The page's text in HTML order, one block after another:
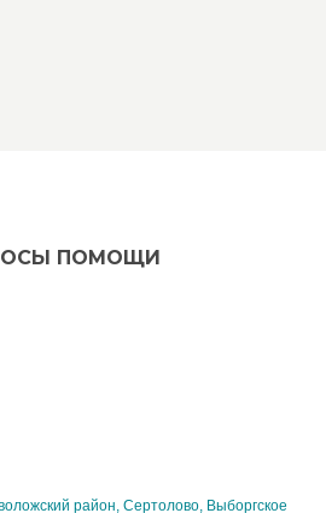
ПОМОЩИ
район, Сертолово, Выборгское